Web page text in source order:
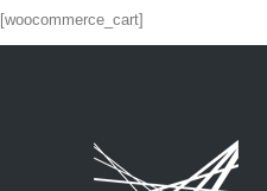
[woocommerce_cart]